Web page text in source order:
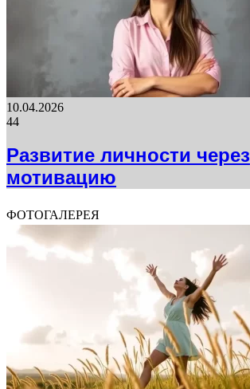
10.04.2026
44
Развитие личности через
мотивацию
ФОТОГАЛЕРЕЯ